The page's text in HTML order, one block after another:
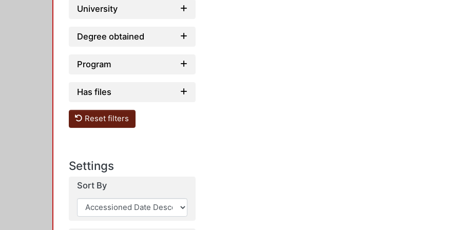
University
Degree obtained
Program
Has files
Reset filters
Settings
Sort By